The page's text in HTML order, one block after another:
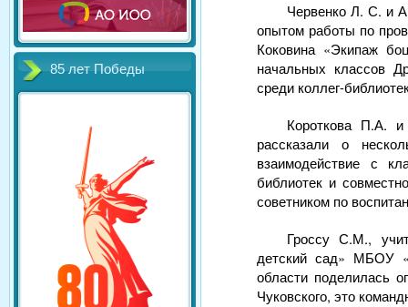
85 лет Победы
Червенко Л. С. и
опытом работы по
Коковина «Экипаж
начальных классов
среди коллег-
Короткова П.А.
рассказали о
взаимодействие с
библиотек и
советником по
Гроссу С.М.,
детский сад» МБОУ
области поделилась
Чуковского, это